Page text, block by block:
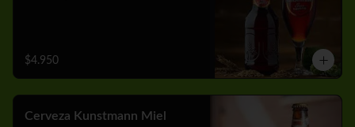
$4.950
Cerveza Kunstmann Miel